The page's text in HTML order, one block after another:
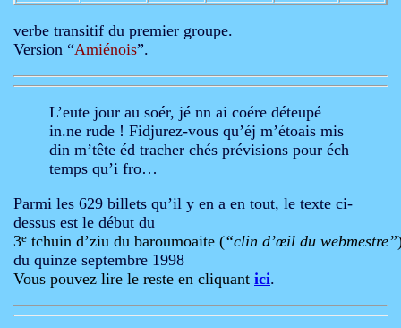
verbe transitif du premier groupe.
Version “Amiénois”.
L’eute jour au soér, jé nn ai coére déteupé
in.ne rude ! Fidjurez-vous qu’éj m’étoais mis
din m’tête éd tracher chés prévisions pour éch
temps qu’i fro…
Parmi les 629 billets qu’il y en a en tout, le texte ci-
dessus est le début du
3e tchuin d’ziu du baroumoaite (“clin d’œil du webmestre”
du quinze septembre 1998
Vous pouvez lire le reste en cliquant ici.